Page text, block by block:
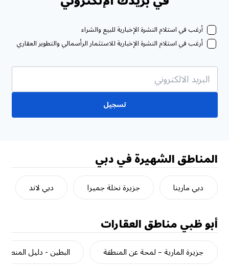
أرغب في استلام النشرة الإخبارية للبيع والشراء
أرغب في استلام النشرة الإخبارية للاستثمار الرأسمالي والتطوير العقاري
تسجيل
المناطق الشهيرة في دبي
دبي مارينا جزيرة نخلة جميرا دبي لاند
أبو ظبيمناطق العقارات
جزيرة المارية – لمحة عن المنطقة البطين - دليل المنطقة